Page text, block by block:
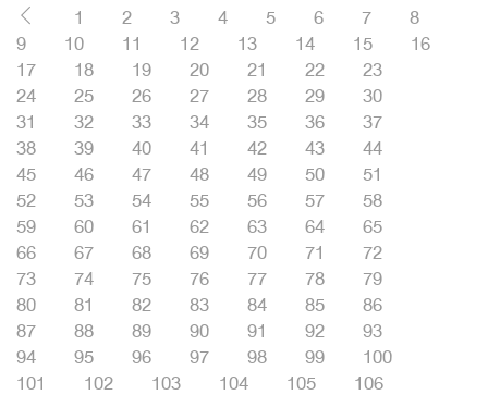
1 2 3 4 5 6 7
8
9
10 11 12 13 14 15
16
17
18 19 20 21 22
23
24
25 26 27 28 29
30
31
32 33 34 35 36
37
38
39 40 41 42 43
44
45
46 47 48 49 50
51
52
53 54 55 56 57
58
59
60 61 62 63 64
65
66
67 68 69 70 71
72
73
74 75 76 77 78
79
80
81 82 83 84 85
86
87
88 89 90 91 92
93
94
95 96 97 98 99
100
101
102 103 104 105
106